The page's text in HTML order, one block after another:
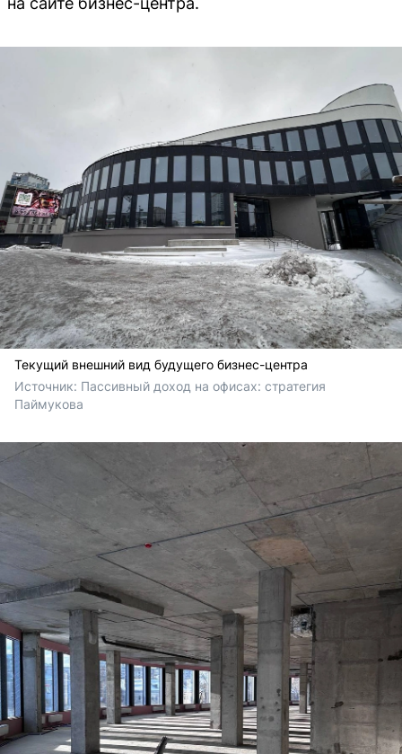
Текущий внешний вид будущего бизнес-центра
Источник: Пассивный доход на офисах: стратегия
Паймукова